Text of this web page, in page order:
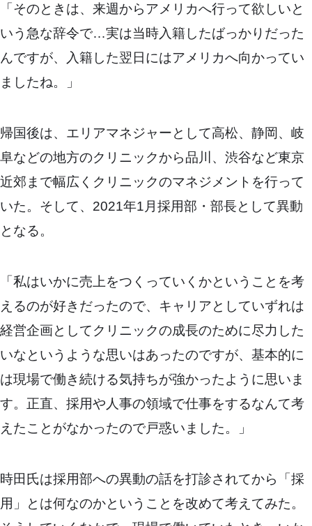
「そのときは、来週からアメリカへ行って欲しいと
いう急な辞令で…実は当時入籍したばっかりだった
んですが、入籍した翌日にはアメリカへ向かってい
ましたね。」
帰国後は、エリアマネジャーとして高松、静岡、岐
阜などの地方のクリニックから品川、渋谷など東京
近郊まで幅広くクリニックのマネジメントを行って
いた。そして、2021年1月採用部・部長として異動
となる。
「私はいかに売上をつくっていくかということを考
えるのが好きだったので、キャリアとしていずれは
経営企画としてクリニックの成長のために尽力した
いなというような思いはあったのですが、基本的に
は現場で働き続ける気持ちが強かったように思いま
す。正直、採用や人事の領域で仕事をするなんて考
えたことがなかったので戸惑いました。」
時田氏は採用部への異動の話を打診されてから「採
用」とは何なのかということを改めて考えてみた。